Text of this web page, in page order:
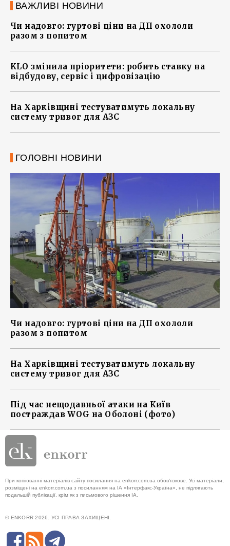
ВАЖЛИВІ НОВИНИ
Чи надовго: гуртові ціни на ДП охололи
разом з попитом
KLO змінила пріоритети: робить ставку на
відбудову, сервіс і цифровізацію
На Харківщині тестуватимуть локальну
систему тривог для АЗС
ГОЛОВНІ НОВИНИ
Чи надовго: гуртові ціни на ДП охололи
разом з попитом
На Харківщині тестуватимуть локальну
систему тривог для АЗС
Під час нещодавньої атаки на Київ
постраждав WOG на Оболоні (фото)
При копіюванні матеріалів сайту посилання на enkorr.com.ua обов'язкове. Усі матеріали,
розміщені на enkorr.com.ua з посиланням на ІА «Інтерфакс-Україна», не підлягають
подальшій публікації, крім як з письмового рішення ІА.
© ENKORR 2026. УСІ ПРАВА ЗАХИЩЕНІ.